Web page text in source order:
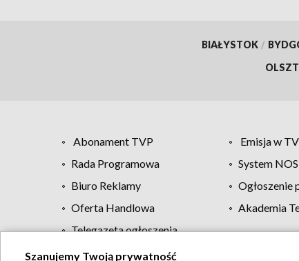
BIAŁYSTOK /
Abonament TVP Emisja w
Rada Programowa
System NOS
Biuro Reklamy
Ogłoszenie
Oferta Handlowa
Akademia
Telegazeta ogłoszenia
Szanujemy Twoją prywatność